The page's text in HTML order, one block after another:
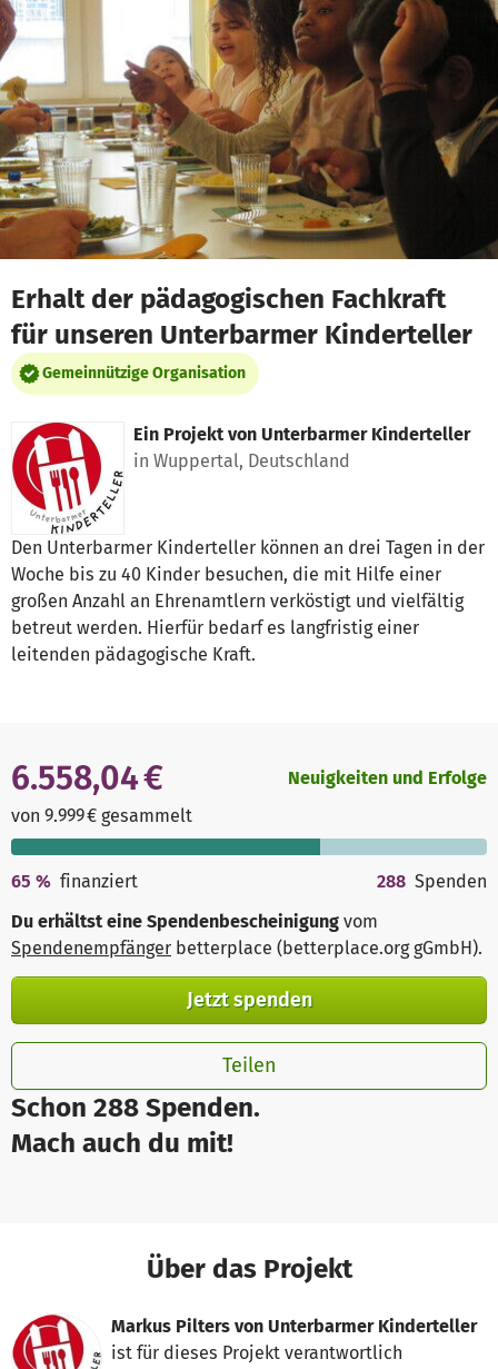
Zum Hauptinhalt springen
Erklärung zur Barrierefreiheit anzeigen
Erhalt der pädagogischen Fachkraft
für unseren Unterbarmer Kinderteller
Gemeinnützige Organisation
Ein Projekt von Unterbarmer Kinderteller
in Wuppertal, Deutschland
Den Unterbarmer Kinderteller können an drei Tagen in der
Woche bis zu 40 Kinder besuchen, die mit Hilfe einer
großen Anzahl an Ehrenamtlern verköstigt und vielfältig
betreut werden. Hierfür bedarf es langfristig einer
leitenden pädagogische Kraft.
Schon 288 Spenden.
Mach auch du mit!
6.558,04 €
von 9.999 € gesammelt
Neuigkeiten und Erfolge
65 % finanziert 288 Spenden
Du erhältst eine Spendenbescheinigung vom
Spendenempfänger betterplace (betterplace.org gGmbH).
Jetzt spenden
Teilen
Über das Projekt
Markus Pilters von Unterbarmer Kinderteller
ist für dieses Projekt verantwortlich